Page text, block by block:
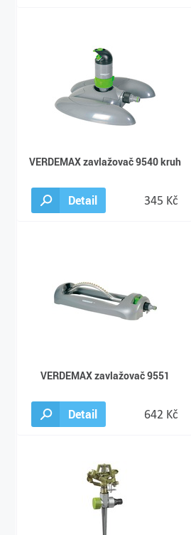
VERDEMAX zavlažovač 9540 kruh
Detail 345 Kč
VERDEMAX zavlažovač 9551
Detail 642 Kč